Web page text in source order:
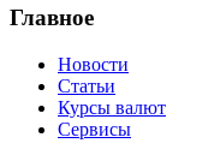
Главное
Новости
Статьи
Курсы валют
Сервисы